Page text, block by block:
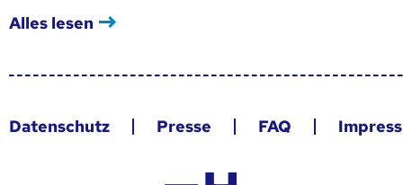
Alles lesen
Datenschutz Presse FAQ